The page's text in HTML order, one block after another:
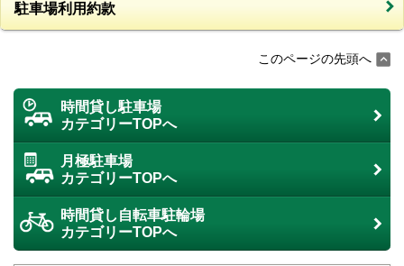
駐車場利用約款
このページの先頭へ
時間貸し駐車場
カテゴリーTOPへ
月極駐車場
カテゴリーTOPへ
時間貸し自転車駐輪場
カテゴリーTOPへ